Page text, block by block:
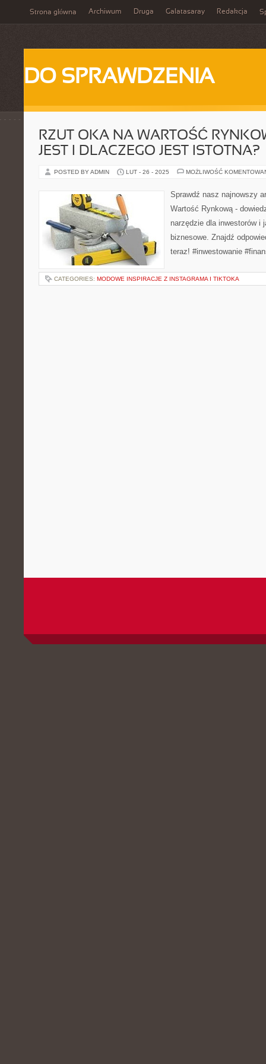
Strona główna Archiwum Druga Galatasaray Redakcja
DO SPRAWDZENIA
RZUT OKA NA WARTOŚĆ
JEST I DLACZEGO JEST ISTOTNA?
POSTED BY ADMIN LUT - 26 - 2025 MOŻLIWOŚĆ
Sprawdź nasz najnowszy
Wartość Rynkową -
narzędzie dla inwestorów i
biznesowe. Znajdź
teraz! #inwestowanie
CATEGORIES: MODOWE INSPIRACJE Z INSTAGRAMA I TIKTOKA